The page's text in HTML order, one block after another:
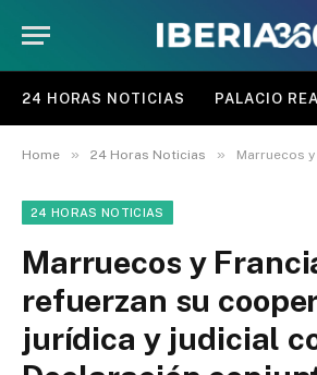
24 HORAS NOTICIAS PALACIO
Home » 24 Horas Noticias » Marruecos y Francia refuerzan su
24 HORAS NOTICIAS
Marruecos y
refuerzan su
jurídica y judicial